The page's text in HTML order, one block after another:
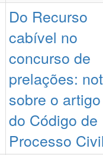
Do Recurso
cabível no
concurso de
prelações:
sobre o
do Código de
Processo